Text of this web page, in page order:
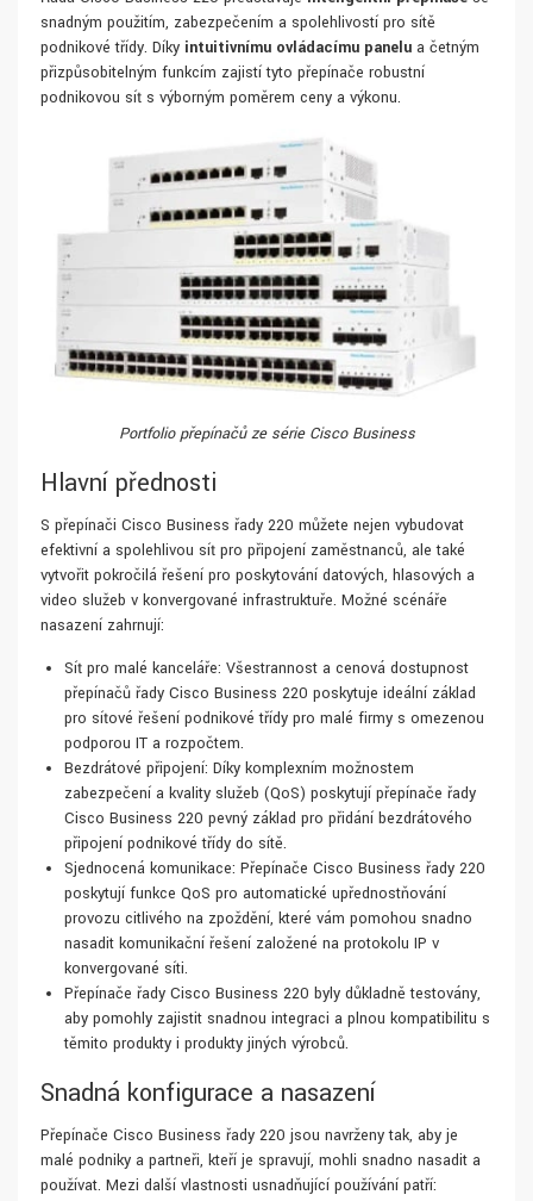
snadným použitím, zabezpečením a spolehlivostí pro sítě
podnikové třídy. Díky intuitivnímu ovládacímu panelu a četným
přizpůsobitelným funkcím zajistí tyto přepínače robustní
podnikovou síť s výborným poměrem ceny a výkonu.
Portfolio přepínačů ze série Cisco Business
Hlavní přednosti
S přepínači Cisco Business řady 220 můžete nejen vybudovat
efektivní a spolehlivou síť pro připojení zaměstnanců, ale také
vytvořit pokročilá řešení pro poskytování datových, hlasových a
video služeb v konvergované infrastruktuře. Možné scénáře
nasazení zahrnují:
Síť pro malé kanceláře: Všestrannost a cenová dostupnost
přepínačů řady Cisco Business 220 poskytuje ideální základ
pro síťové řešení podnikové třídy pro malé firmy s omezenou
podporou IT a rozpočtem.
Bezdrátové připojení: Díky komplexním možnostem
zabezpečení a kvality služeb (QoS) poskytují přepínače řady
Cisco Business 220 pevný základ pro přidání bezdrátového
připojení podnikové třídy do sítě.
Sjednocená komunikace: Přepínače Cisco Business řady 220
poskytují funkce QoS pro automatické upřednostňování
provozu citlivého na zpoždění, které vám pomohou snadno
nasadit komunikační řešení založené na protokolu IP v
konvergované síti.
Přepínače řady Cisco Business 220 byly důkladně testovány,
aby pomohly zajistit snadnou integraci a plnou kompatibilitu s
těmito produkty i produkty jiných výrobců.
Snadná konfigurace a nasazení
Přepínače Cisco Business řady 220 jsou navrženy tak, aby je
malé podniky a partneři, kteří je spravují, mohli snadno nasadit a
používat. Mezi další vlastnosti usnadňující používání patří: